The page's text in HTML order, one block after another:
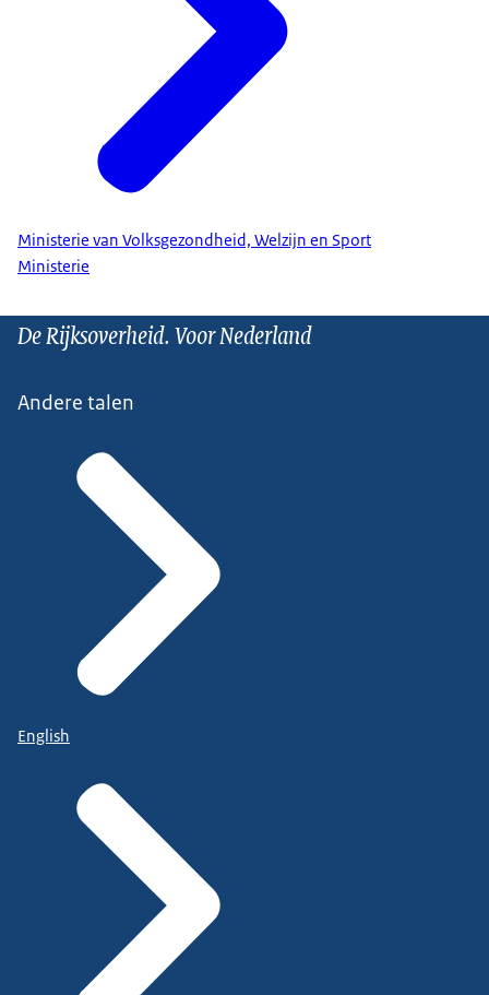
Ministerie van Volksgezondheid, Welzijn en Sport
Ministerie
De Rijksoverheid. Voor Nederland
Andere talen
English